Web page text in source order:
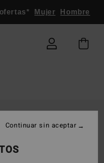
Mujer Hombre
Continuar sin aceptar